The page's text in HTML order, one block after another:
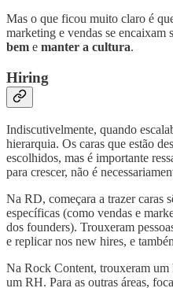
Mas o que ficou muito claro é
marketing e vendas se encaixam
bem e manter a cultura.
Hiring
Indiscutivelmente, quando
hierarquia. Os caras que estão
escolhidos, mas é importante
para crescer, não é
Na RD, começara a trazer caras
específicas (como vendas e
dos founders). Trouxeram
e replicar nos new hires, e
Na Rock Content, trouxeram um
um RH. Para as outras áreas,